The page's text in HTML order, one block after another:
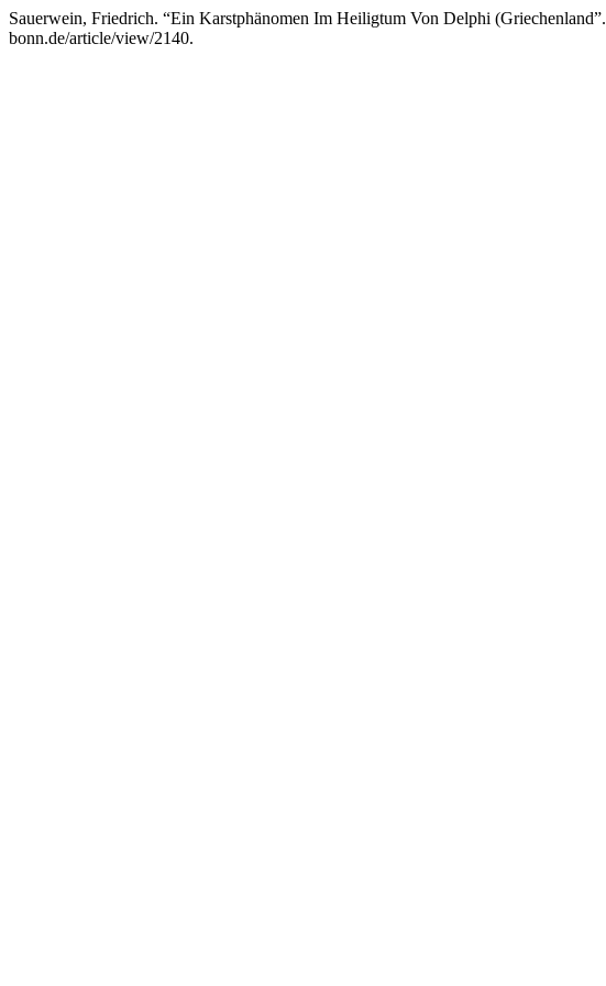
Sauerwein, Friedrich. “Ein Karstphänomen Im Heiligtum Von Delphi (Griechenland”.
bonn.de/article/view/2140.